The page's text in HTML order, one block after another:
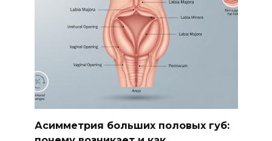
Асимметрия больших половых губ: